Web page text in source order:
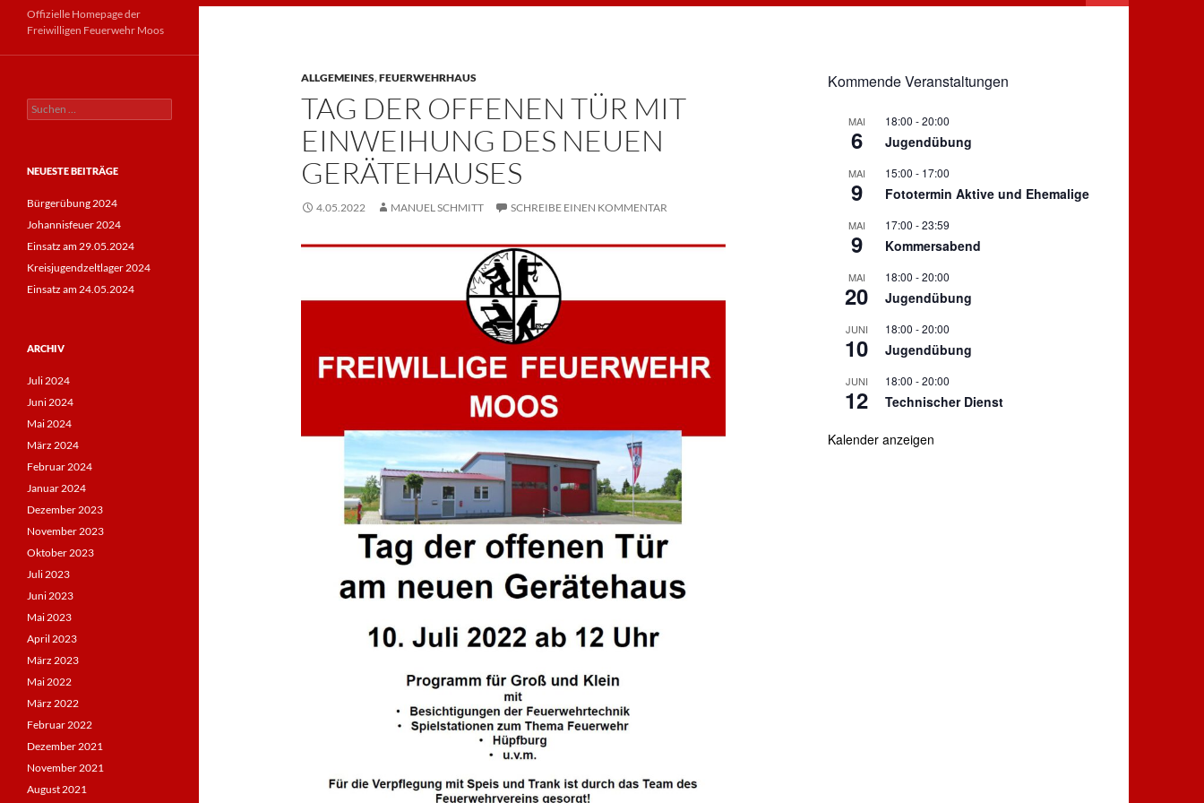
ALLGEMEINES,FEUERWEHRHAUS
TAG DER OFFENEN TÜR MIT
EINWEIHUNG DES NEUEN
GERÄTEHAUSES
4.05.2022 MANUEL SCHMITT SCHREIBE EINEN KOMMENTAR
Kommende Veranstaltungen
MAI
6
18:00 -20:00
Jugendübung
MAI
9
15:00 - 17:00
Fototermin Aktive und Ehemalige
MAI
9
17:00 -23:59
Kommersabend
MAI
20
18:00 -20:00
Jugendübung
JUNI
10
18:00 -20:00
Jugendübung
JUNI
12
18:00 -20:00
Technischer Dienst
Kalender anzeigen
Offizielle Homepage der
Freiwilligen Feuerwehr Moos
Suche
nach:
NEUESTE BEITRÄGE
Bürgerübung 2024
Johannisfeuer 2024
Einsatz am 29.05.2024
Kreisjugendzeltlager 2024
Einsatz am 24.05.2024
ARCHIV
Juli 2024
Juni 2024
Mai 2024
März 2024
Februar 2024
Januar 2024
Dezember 2023
November 2023
Oktober 2023
Juli 2023
Juni 2023
Mai 2023
April 2023
März 2023
Mai 2022
März 2022
Februar 2022
Dezember 2021
November 2021
August 2021